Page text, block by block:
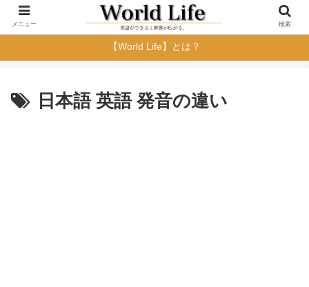
【World Life】とは？
日本語 英語 発音の違い
メニュー 検索